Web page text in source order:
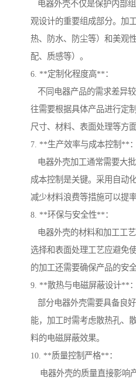
电器外壳不仅是保护内部
观设计的重要组成部分。加
热、防水、防尘等）和美观
配、质感等）。
6. **定制化程度高**：
不同电器产品的需求差异
往需要根据具体产品进行定
尺寸、材料、表面处理等方
7. **生产效率与成本控制**：
电器外壳加工通常需要大
成本控制是关键。采用自动
减少材料浪费等措施可以提率
8. **环保与安全性**：
电器外壳的材料和加工工
选择和表面处理工艺应避免
的加工还需要确保产品的安
9. **散热与电磁屏蔽设计**：
部分电器外壳需要具备良
能，加工时需考虑散热孔、
料的电磁屏蔽效果。
10. **质量控制严格**：
电器外壳的质量直接影响